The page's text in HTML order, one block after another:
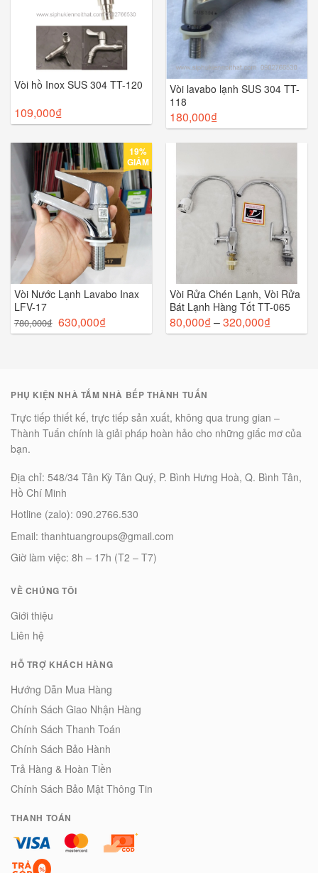
Vòi hồ Inox SUS 304 TT-120
109,000₫
Vòi lavabo lạnh SUS 304 TT-
118
180,000₫
19%
GIẢM
Vòi Nước Lạnh Lavabo Inax
LFV-17
780,000₫ 630,000₫
Vòi Rửa Chén Lạnh, Vòi Rửa
Bát Lạnh Hàng Tốt TT-065
80,000₫–320,000₫
PHỤ KIỆN NHÀ TẮM NHÀ BẾP THÀNH TUẤN
Trực tiếp thiết kế, trực tiếp sản xuất, không qua trung gian –
Thành Tuấn chính là giải pháp hoàn hảo cho những giấc mơ của
bạn.
Địa chỉ: 548/34 Tân Kỳ Tân Quý, P. Bình Hưng Hoà, Q. Bình Tân,
Hồ Chí Minh
Hotline (zalo): 090.2766.530
Email: thanhtuangroups@gmail.com
Giờ làm việc: 8h – 17h (T2 – T7)
VỀ CHÚNG TÔI
Giới thiệu
Liên hệ
HỖ TRỢ KHÁCH HÀNG
Hướng Dẫn Mua Hàng
Chính Sách Giao Nhận Hàng
Chính Sách Thanh Toán
Chính Sách Bảo Hành
Trả Hàng & Hoàn Tiền
Chính Sách Bảo Mật Thông Tin
THANH TOÁN